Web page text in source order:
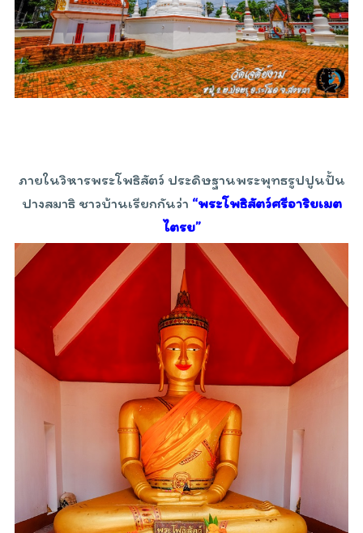
ภายในวิหารพระโพธิสัตว์ ประดิษฐานพระพุทธรูปปูนปั้น
ปางสมาธิ ชาวบ้านเรียกกันว่า “พระโพธิสัตว์ศรีอาริยเมต
ไตรย”